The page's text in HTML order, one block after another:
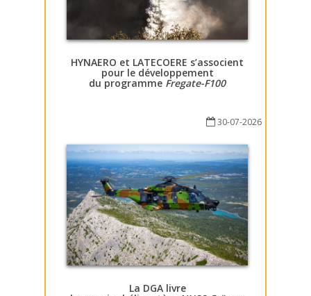
HYNAERO et LATECOERE s’associent
pour le développement
du programme Fregate-F100
30-07-2026
La DGA livre